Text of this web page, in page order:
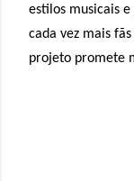
estilos musicais
cada vez mais
projeto promete